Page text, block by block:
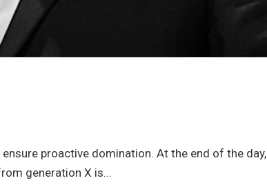
proactive domination. At the end of the day,
generation X is...